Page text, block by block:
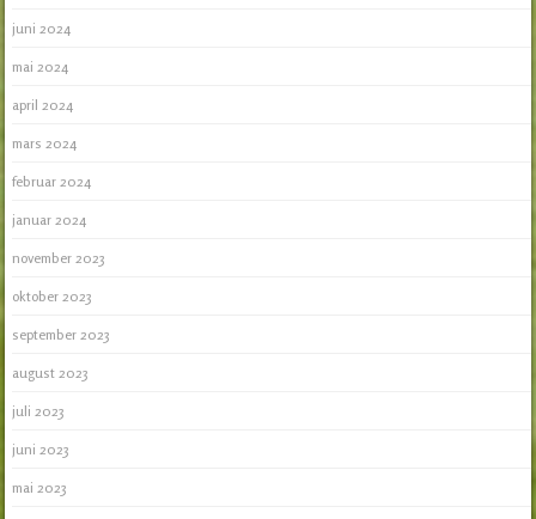
juni 2024
mai 2024
april 2024
mars 2024
februar 2024
januar 2024
november 2023
oktober 2023
september 2023
august 2023
juli 2023
juni 2023
mai 2023